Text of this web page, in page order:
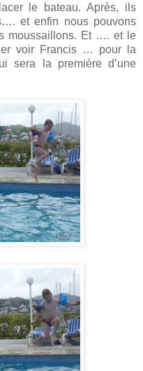
le bateau. Après, ils
et enfin nous pouvons
moussaillons. Et …. et le
voir Francis … pour la
sera la première d’une